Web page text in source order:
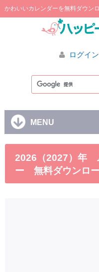
かわいいカレンダーを無料ダウン
ログイ
MENU
2026（2027）年
ー 無料ダウンロ